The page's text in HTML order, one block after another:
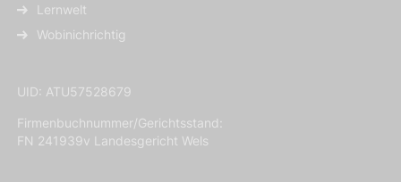
Lernwelt
Wobinichrichtig
UID: ATU57528679
Firmenbuchnummer/Gerichtsstand:
FN 241939v Landesgericht Wels